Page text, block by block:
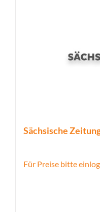
Sächsische
Für Preise bitte